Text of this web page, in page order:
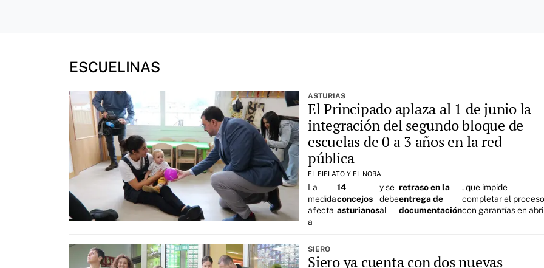
ESCUELINAS
ASTURIAS
El Principado aplaza al 1 de junio la
integración del segundo bloque de
escuelas de 0 a 3 años en la red
pública
EL FIELATO Y EL NORA
La
medida
afecta
a
14
concejos
asturianos
y se
debe
al
retraso en la
entrega de
documentación
, que impide
completar el
con garantías en
SIERO
Siero ya cuenta con dos nuevas